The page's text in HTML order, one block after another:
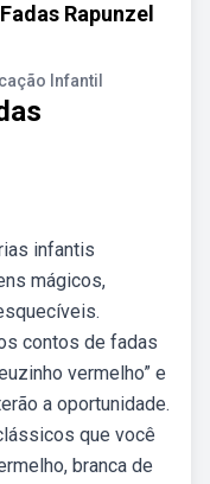
Rapunzel
Infantil
infantis
mágicos,
contos de fadas
vermelho” e
a oportunidade.
que você
branca de